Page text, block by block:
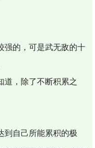
的，可是武无敌的十
，除了不断积累之
自己所能累积的极